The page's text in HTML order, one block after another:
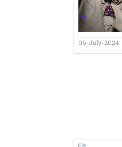
06-July-2024